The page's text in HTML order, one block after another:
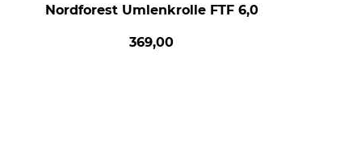
Nordforest Umlenkrolle FTF 6,0
369,00